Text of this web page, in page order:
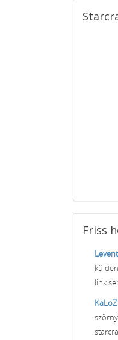
Friss
link
KaLoZ